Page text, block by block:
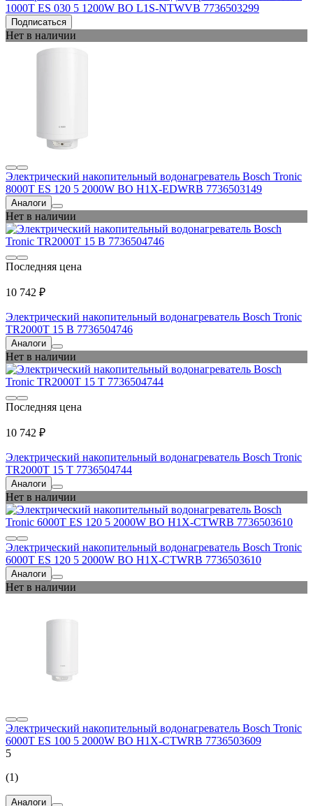
1000T ES 030 5 1200W BO L1S-NTWVB 7736503299
Подписаться
Нет в наличии
Электрический накопительный водонагреватель Bosch Tronic
8000T ES 120 5 2000W BO H1X-EDWRB 7736503149
Аналоги
Нет в наличии
Последняя цена
10 742 ₽
Электрический накопительный водонагреватель Bosch Tronic
TR2000T 15 B 7736504746
Аналоги
Нет в наличии
Последняя цена
10 742 ₽
Электрический накопительный водонагреватель Bosch Tronic
TR2000T 15 T 7736504744
Аналоги
Нет в наличии
Электрический накопительный водонагреватель Bosch Tronic
6000T ES 120 5 2000W BO H1X-CTWRB 7736503610
Аналоги
Нет в наличии
Электрический накопительный водонагреватель Bosch Tronic
6000T ES 100 5 2000W BO H1X-CTWRB 7736503609
5
(1)
Аналоги